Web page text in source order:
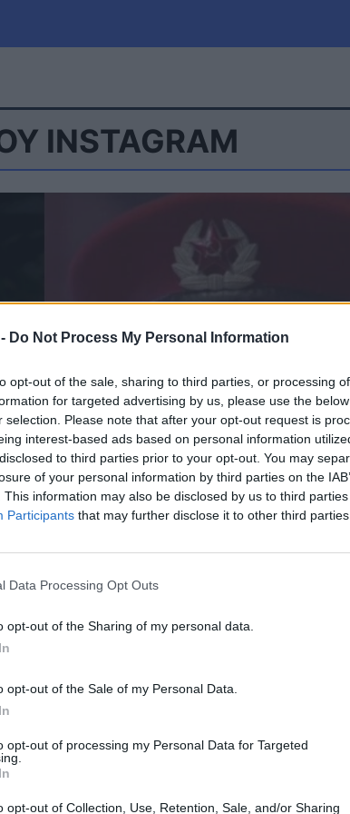
Do Not Process My Personal Information
opt-out of the sale, sharing to third parties, or processing
for targeted advertising by us, please use the
selection. Please note that after your opt-out request is
interest-based ads based on personal information
to third parties prior to your opt-out. You may
of your personal information by third parties on the
This information may also be disclosed by us to third
Participants that may further disclose it to other third parties.
Data Processing Opt Outs
opt-out of the Sharing of my personal data.
opt-out of the Sale of my Personal Data.
opt-out of processing my Personal Data for Targeted
opt-out of Collection, Use, Retention, Sale, and/or Sharing
Πολιτική
Καιρός
INSTAGRAM
από Λονδίνο, το
ρούχα της και τα σχόλια
βρέθηκε τις προηγούμενες μέρες στο